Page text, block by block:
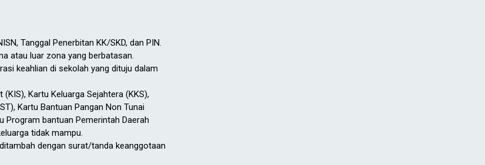
Tanggal Penerbitan KK/SKD, dan PIN.
atau luar zona yang berbatasan.
keahlian di sekolah yang dituju dalam
Kartu Keluarga Sejahtera (KKS),
Kartu Bantuan Pangan Non Tunai
Program bantuan Pemerintah Daerah
tidak mampu.
dengan surat/tanda keanggotaan